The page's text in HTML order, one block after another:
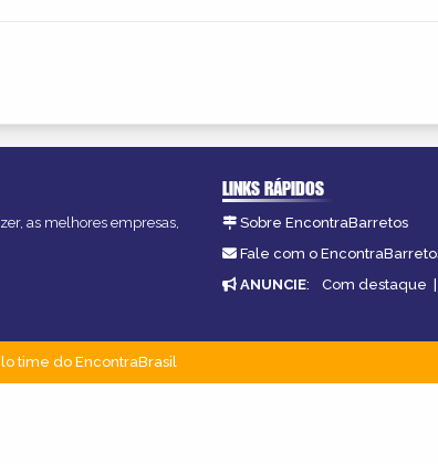
as melhores empresas,
LINKS RÁPIDOS
Sobre EncontraBarretos
Fale com o
ANUNCIE: Com destaque |
time do EncontraBrasil